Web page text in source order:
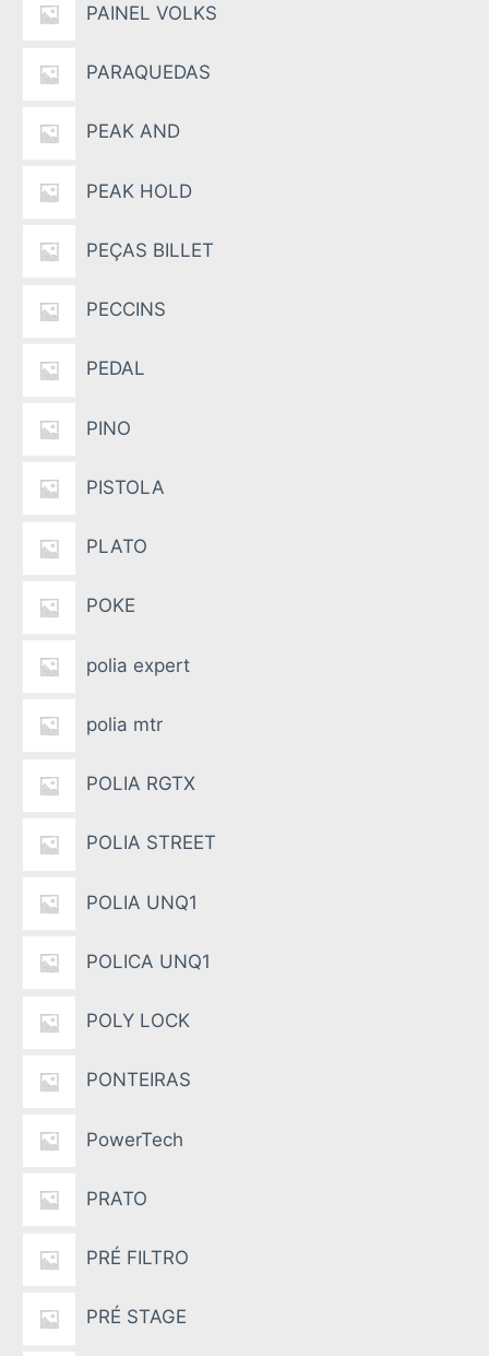
PAINEL VOLKS
PARAQUEDAS
PEAK AND
PEAK HOLD
PEÇAS BILLET
PECCINS
PEDAL
PINO
PISTOLA
PLATO
POKE
polia expert
polia mtr
POLIA RGTX
POLIA STREET
POLIA UNQ1
POLICA UNQ1
POLY LOCK
PONTEIRAS
PowerTech
PRATO
PRÉ FILTRO
PRÉ STAGE